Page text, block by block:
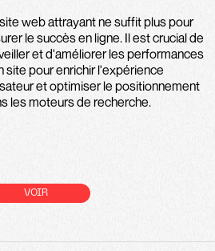
web attrayant ne suffit plus pour
le succès en ligne. Il est crucial de
et d'améliorer les performances
site pour enrichir l'expérience
et optimiser le positionnement
les moteurs de recherche.
VOIR